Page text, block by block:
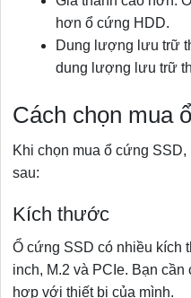
hơn ổ cứng HDD.
Dung lượng lưu trữ
dung lượng lưu trữ
Cách chọn mua
Khi chọn mua ổ cứng
sau:
Kích thước
Ổ cứng SSD có nhiều kích
inch, M.2 và PCIe. Bạn
hợp với thiết bị của mình.